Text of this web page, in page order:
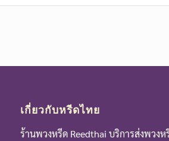
เกี่ยวกับหรีดไทย
ร้านพวงหรีด Reedthai บริการส่งพวง